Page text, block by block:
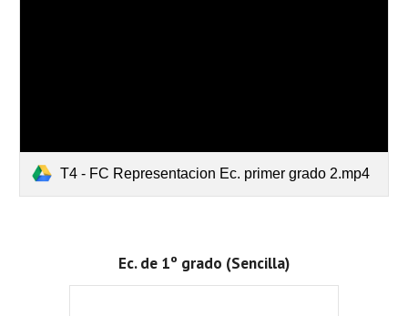
T4 - FC Representacion Ec. primer grado 2.mp4
Ec. de 1º grado (Sencilla)